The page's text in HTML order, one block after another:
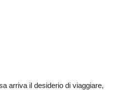
arriva il desiderio di viaggiare,